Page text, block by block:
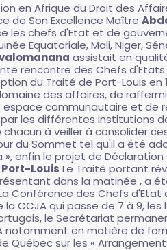
en Afrique du Droit des
de Son Excellence Maître
les chefs d'Etat et de
Equatoriale, Mali, Niger,
assistait en
rencontre des Chefs
du Traité de Port-Louis en
des affaires, de
communautaire et de
les différentes institutions
à veiller à consolider
du Sommet tel qu'il a été
enfin le projet de Déclaration
Louis Le Traité portant
dans la matinée , a
Conférence des Chefs
CCJA qui passe de 7 à 9,
le Secrétariat
notamment en matière de
Québec sur les «